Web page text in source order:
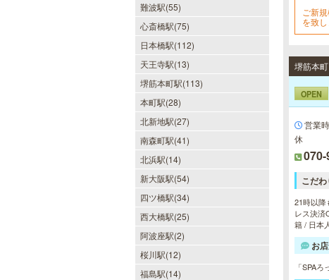
難波駅(55)
心斎橋駅(75)
日本橋駅(112)
天王寺駅(13)
堺筋本町駅(113)
本町駅(28)
北新地駅(27)
南森町駅(41)
北浜駅(14)
新大阪駅(54)
四ツ橋駅(34)
西大橋駅(25)
阿波座駅(2)
桜川駅(12)
福島駅(14)
ご新
を致
OPEN
営業
休
こだ
21時以降
レス決済
籍 / 日本
お
「SPA